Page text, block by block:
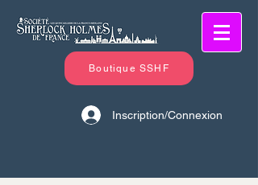
Boutique SSHF
Inscription/Connexion